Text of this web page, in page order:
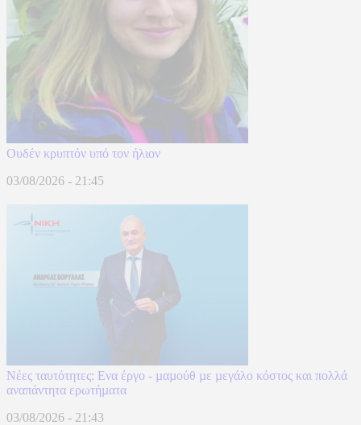
Ουδέν κρυπτόν υπό τον ήλιον
03/08/2026 - 21:45
Νέες ταυτότητες: Ενα έργο - µαµούθ µε µεγάλο κόστος και πολλά
αναπάντητα ερωτήµατα
03/08/2026 - 21:43